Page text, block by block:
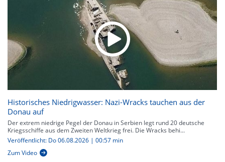
Historisches Niedrigwasser: Nazi-Wracks tauchen aus der
Donau auf
Der extrem niedrige Pegel der Donau in Serbien legt rund 20 deutsche
Kriegsschiffe aus dem Zweiten Weltkrieg frei. Die Wracks behi...
Veröffentlicht: Do 06.08.2026 | 00:57 min
Zum Video